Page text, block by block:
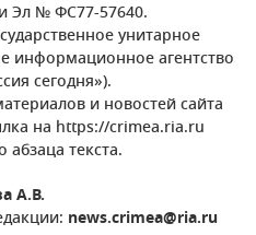
Эл № ФС77-57640.
унитарное
информационное агентство
сегодня»).
и новостей сайта
на https://crimea.ria.ru
текста.
А.В.
news.crimea@ria.ru